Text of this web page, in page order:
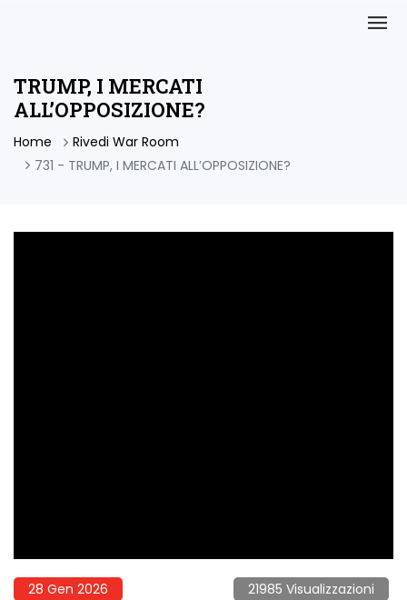
TRUMP, I MERCATI
ALL’OPPOSIZIONE?
Home
Rivedi War Room
731 - TRUMP, I MERCATI ALL’OPPOSIZIONE?
28 Gen 2026 21985 Visualizzazioni